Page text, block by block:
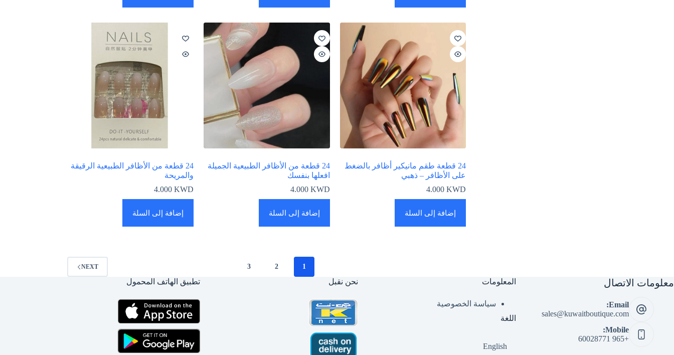
24 قطعة طقم مانيكير أظافر بالضغط
على الأظافر – ذهبي
4.000KWD
إضافة إلى السلة
24 قطعة من الأظافر الطبيعية الجميلة
افعلها بنفسك
4.000 KWD
إضافة إلى السلة
24 قطعة من الأظافر الطبيعية الرقيقة
والمريحة
4.000 KWD
إضافة إلى السلة
1
2
3
NEXT
معلومات الاتصال
Email:
sales@kuwaitboutique.com
Mobile:
+965 60028771
المعلومات
سياسة الخصوصية
اللغة
English
نحن نقبل تطبيق الهاتف المحمول